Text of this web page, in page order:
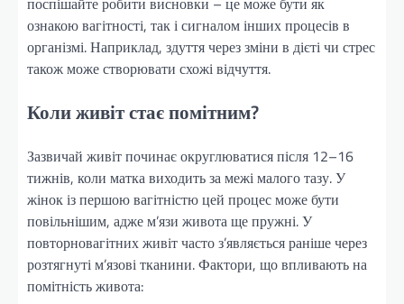
ознакою вагітності, так і сигналом інших процесів в
організмі. Наприклад, здуття через зміни в дієті чи стрес
також може створювати схожі відчуття.
Коли живіт стає помітним?
Зазвичай живіт починає округлюватися після 12–16
тижнів, коли матка виходить за межі малого тазу. У
жінок із першою вагітністю цей процес може бути
повільнішим, адже м’язи живота ще пружні. У
повторновагітних живіт часто з’являється раніше через
розтягнуті м’язові тканини. Фактори, що впливають на
помітність живота: